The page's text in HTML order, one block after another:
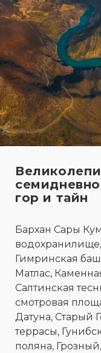
гор и тайн
Бархан Сары
Гимринская
Матлас,
Салтинская
смотровая
Датуна, Старый
террасы,
поляна,